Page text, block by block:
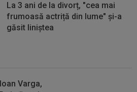
nou transfer! Andrei
din...
În minutul 80, erau
a fost ”nebun”...
La 3 ani de la divorț, "cea mai
frumoasă actriță din lume" și-a
găsit liniștea
Varga,